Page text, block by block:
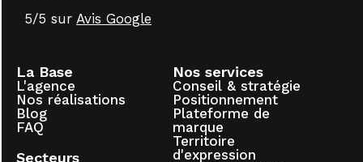
5/5 sur Avis Google
La Base
L'agence
Nos réalisations
Blog
FAQ
Secteurs
Nos services
Conseil & stratégie
Positionnement
Plateforme de
marque
Territoire
d'expression